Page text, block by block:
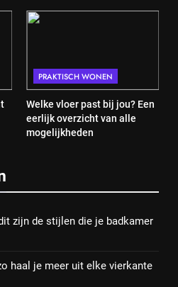
PRAKTISCH WONEN
Welke vloer past bij jou? Een
eerlijk overzicht van alle
mogelijkheden
zijn de stijlen die je badkamer
haal je meer uit elke vierkante